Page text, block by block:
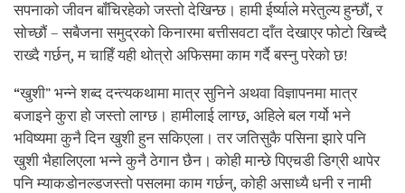
सपनाको जीवन बाँचिरहेको जस्तो देखिन्छ। हामी ईर्ष्याले मरेतुल्य हुन्छौं,र
सोच्छौं – सबैजना समुद्रको किनारमा बत्तीसवटा दाँत देखाएर फोटो खिच्दै
राख्दै गर्छन्,म चाहिँ यही थोत्रो अफिसमा काम गर्दै बस्नु परेको छ!
“खुशी” भन्ने शब्द दन्त्यकथामा मात्र सुनिने अथवा विज्ञापनमा मात्र
बजाइने कुरा हो जस्तो लाग्छ। हामीलाई लाग्छ, अहिले बल गर्यो भने
भविष्यमा कुनै दिन खुशी हुन सकिएला। तर जतिसुकै पसिना झारे पनि
खुशी भैहालिएला भन्ने कुनै ठेगान छैन। कोही मान्छे पिएचडी डिग्री थापेर
पनि म्याकडोनल्डजस्तो पसलमा काम गर्छन्,कोही असाध्यै धनी र नामी